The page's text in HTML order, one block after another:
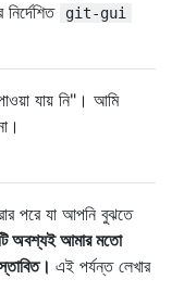
git-gui
যায় নি"। আমি
পরে যা আপনি বুঝতে
অবশ্যই আমার মতো
এই পর্যন্ত লেখার